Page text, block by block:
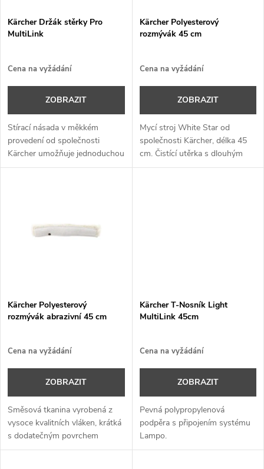
p
r
o
d
u
s
p
r
d
u
Kärcher Držák stěrky Pro
MultiLink
Cena na vyžádání
ZOBRAZIT
Stírací násada v měkkém
provedení od společnosti
Kärcher umožňuje jednoduchou
výměnu lišty, bezpečně sedí v
Kärcher Polyesterový
rozmývák 45 cm
Cena na vyžádání
ZOBRAZIT
Mycí stroj White Star od
společnosti Kärcher, délka 45
cm. Čistící utěrka s dlouhým
vlasem pro rychlé čištění oken a
Kärcher Polyesterový
rozmývák abrazivní 45 cm
Cena na vyžádání
ZOBRAZIT
Směsová tkanina vyrobená z
vysoce kvalitních vláken, krátká
s dodatečným povrchem
podložky.
Kärcher T-Nosník Light
MultiLink 45cm
Cena na vyžádání
ZOBRAZIT
Pevná polypropylenová
podpěra s připojením systému
Lampo.